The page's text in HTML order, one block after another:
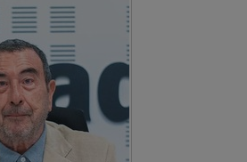
de la
vivienda para familias con hijos y no
es tan …